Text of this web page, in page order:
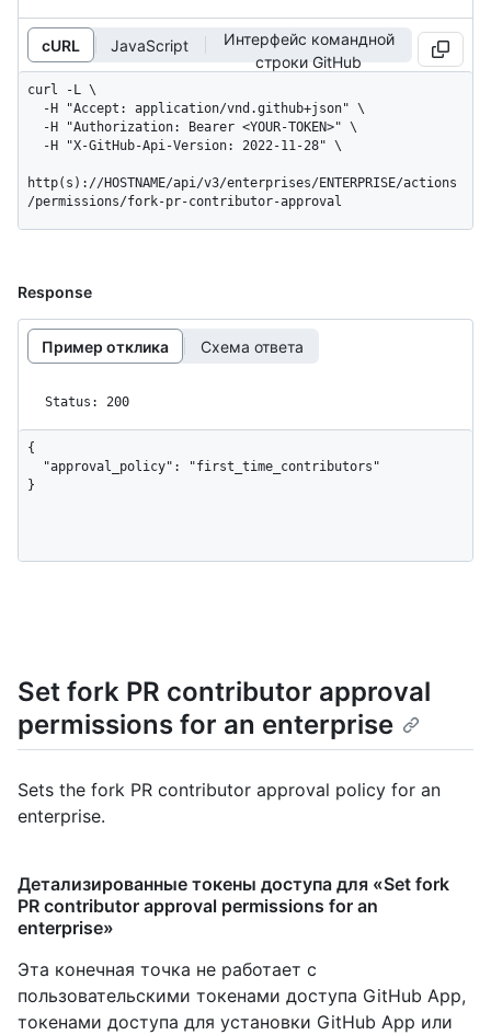
cURL JavaScript
Интерфейс командной
строки GitHub
curl -L \
http(s)://HOSTNAME/api/v3/enterprises/ENTERPRISE/actions
/permissions/fork-pr-contributor-approval
Response
Пример отклика Схема ответа
Status: 200
{
}
Set fork PR contributor approval
permissions for an enterprise
Sets the fork PR contributor approval policy for an
enterprise.
Детализированные токены доступа для «Set fork
PR contributor approval permissions for an
enterprise»
Эта конечная точка не работает с
пользовательскими токенами доступа GitHub App,
токенами доступа для установки GitHub App или